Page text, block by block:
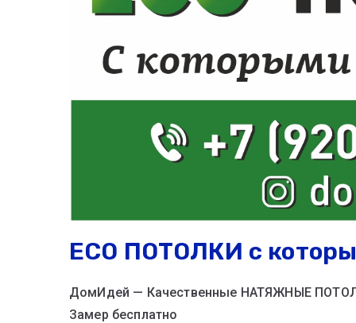
ЕСО ПОТОЛКИ с
ДомИдей — Качественные НАТЯЖНЫЕ
Замер бесплатно